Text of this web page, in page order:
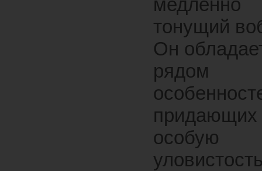
медленно
тонущий
Он
рядом
придающих
особую